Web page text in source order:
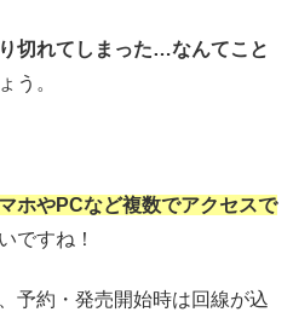
切れてしまった…なんてこと
う。
ホやPCなど複数でアクセスで
ですね！
予約・発売開始時は回線が込